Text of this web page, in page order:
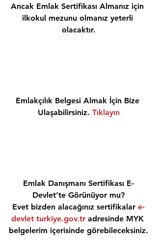
Ancak Emlak Sertifikası Almanız için
ilkokul mezunu olmanız yeterli
olacaktır.
Emlakçılık Belgesi Almak İçin Bize
Ulaşabilirsiniz. Tıklayın
Emlak Danışmanı Sertifikası E-
Devlet’te Görünüyor mu?
Evet bizden alacağınız sertifikalar e-
devlet turkiye.gov.tr adresinde MYK
belgelerim içerisinde görebileceksiniz.